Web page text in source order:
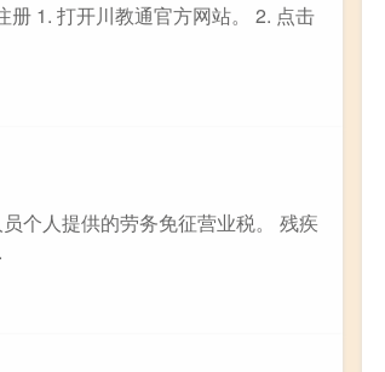
1. 打开川教通官方网站。 2. 点击
个人提供的劳务免征营业税。 残疾